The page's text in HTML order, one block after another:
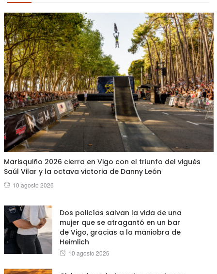
Marisquiño 2026 cierra en Vigo con el triunfo del vigués
Saúl Vilar y la octava victoria de Danny León
Posted
10 agosto 2026
Dos policías salvan la vida de una
mujer que se atragantó en un bar
de Vigo, gracias a la maniobra de
Heimlich
Posted
10 agosto 2026